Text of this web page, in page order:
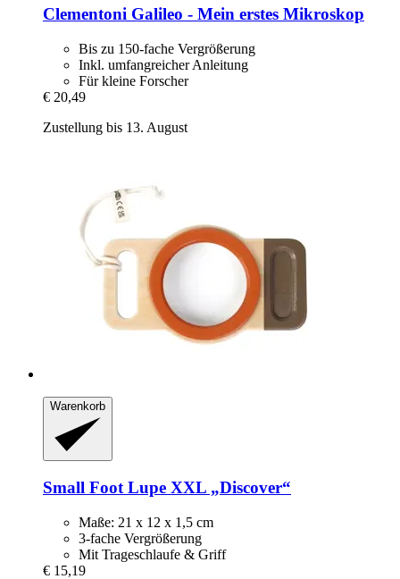
Clementoni Galileo -​ Mein erstes Mikroskop
Bis zu 150-fache Vergrößerung
Inkl. umfangreicher Anleitung
Für kleine Forscher
€ 20,49
Zustellung bis 13. August
Warenkorb
Small Foot Lupe XXL „Discover“
Maße: 21 x 12 x 1,5 cm
3-fache Vergrößerung
Mit Trageschlaufe & Griff
€ 15,19